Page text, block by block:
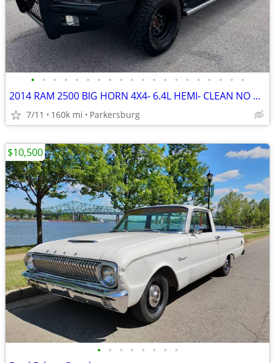
• • • • • • • • • • • • • • • • • • • •
2014 RAM 2500 BIG HORN 4X4- 6.4L HEMI- CLEAN NO RUST
7/11 160k mi Parkersburg
• • • • • • • •
$10,500